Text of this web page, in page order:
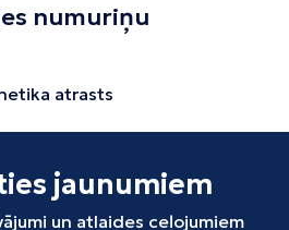
numuriņu
atrasts
jaunumiem
un atlaides ceļojumiem